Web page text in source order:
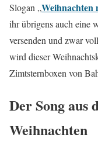
Slogan „Weihnachten
ihr übrigens auch eine
versenden und zwar
wird dieser
Zimtsternboxen von
Der Song aus
Weihnachten